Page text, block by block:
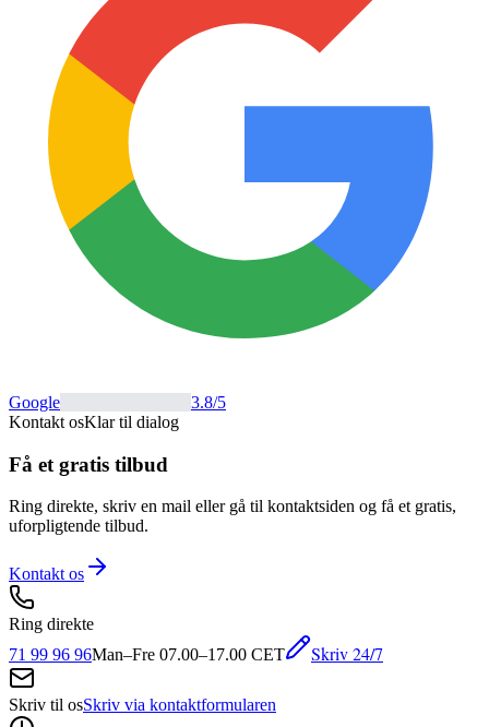
Google 3.8/5
Kontakt osKlar til dialog
Få et gratis tilbud
Ring direkte, skriv en mail eller gå til kontaktsiden og få et gratis,
uforpligtende tilbud.
Kontakt os
Ring direkte
71 99 96 96Man–Fre 07.00–17.00 CET Skriv 24/7
Skriv til osSkriv via kontaktformularen